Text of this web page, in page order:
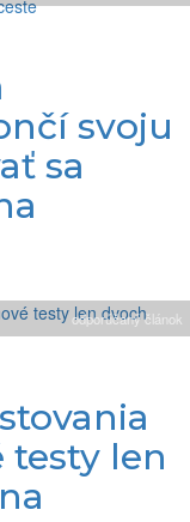
svoju
sa
odporúčaný článok
len